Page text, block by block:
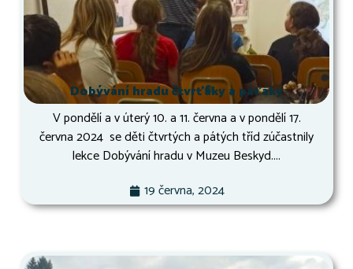
Dobývání hradu čtvrťáky a páťáky
V pondělí a v úterý 10. a 11. června a v pondělí 17.
června 2024 se děti čtvrtých a pátých tříd zúčastnily
lekce Dobývání hradu v Muzeu Beskyd....
19 června, 2024